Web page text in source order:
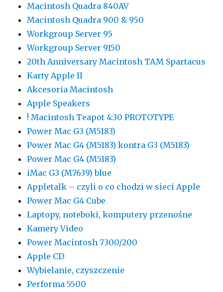
Macintosh Quadra 840AV
Macintosh Quadra 900 & 950
Workgroup Server 95
Workgroup Server 9150
20th Anniversary Macintosh TAM Spartacus
Karty Apple II
Akcesoria Macintosh
Apple Speakers
! Macintosh Teapot 4:30 PROTOTYPE
Power Mac G3 (M5183)
Power Mac G4 (M5183) kontra G3 (M5183)
Power Mac G4 (M5183)
iMac G3 (M7639) blue
Appletalk – czyli o co chodzi w sieci Apple
Power Mac G4 Cube
Laptopy, noteboki, komputery przenośne
Kamery Video
Power Macintosh 7300/200
Apple CD
Wybielanie, czyszczenie
Performa 5500